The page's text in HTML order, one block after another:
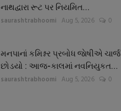
નાથદ્વારા રૂટ પર નિયમિત...
saurashtrabhoomi Aug 5, 2026 0
મનપાનાં કમિશ્નર પ્રબોધ જાેષીએ ચાર્જ
છોડયો : આજ-કાલમાં નવનિયુકત...
saurashtrabhoomi Aug 5, 2026 0